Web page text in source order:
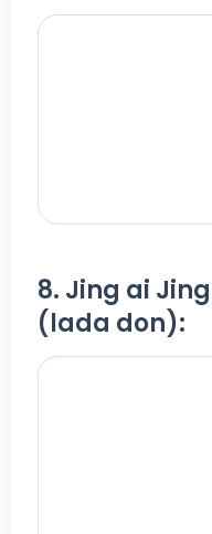
8. Jing ai
(lada don):